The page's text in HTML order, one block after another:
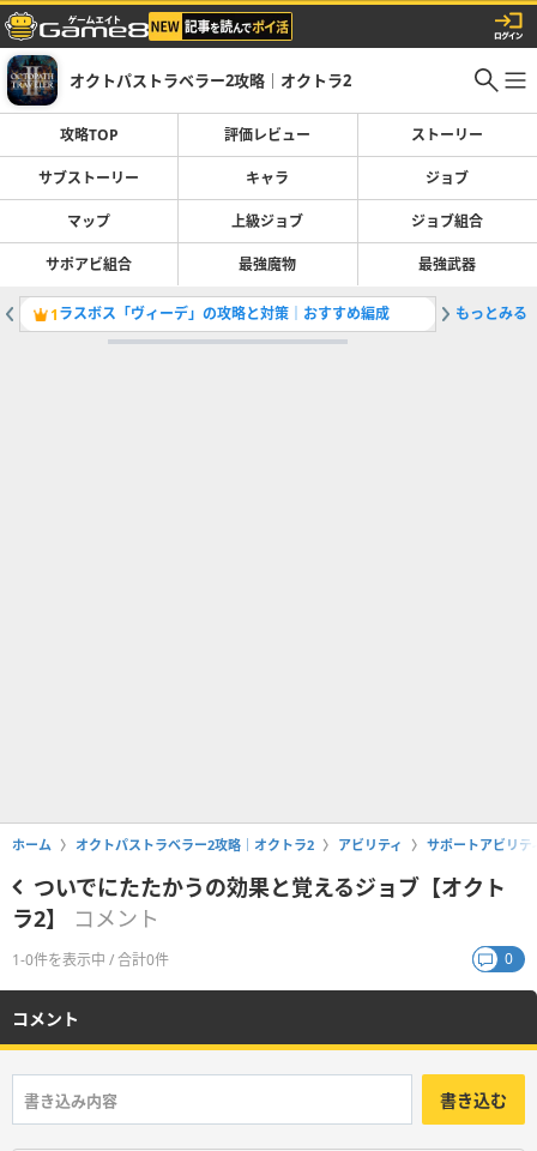
オクトパストラベラー2攻略｜オクトラ2
攻略TOP 評価レビュー ストーリー
サブストーリー キャラ ジョブ
マップ 上級ジョブ ジョブ組合
サポアビ組合 最強魔物 最強武器
1ラスボス「ヴィーデ」の攻略と対策｜おすすめ編成 2レベル
もっとみる
ホーム オクトパストラベラー2攻略｜オクトラ2 アビリティ サポートアビリテ
ついでにたたかうの効果と覚えるジョブ【オクト
ラ2】
コメント
1-0件を表示中 / 合計0件 0
コメント
書き込む